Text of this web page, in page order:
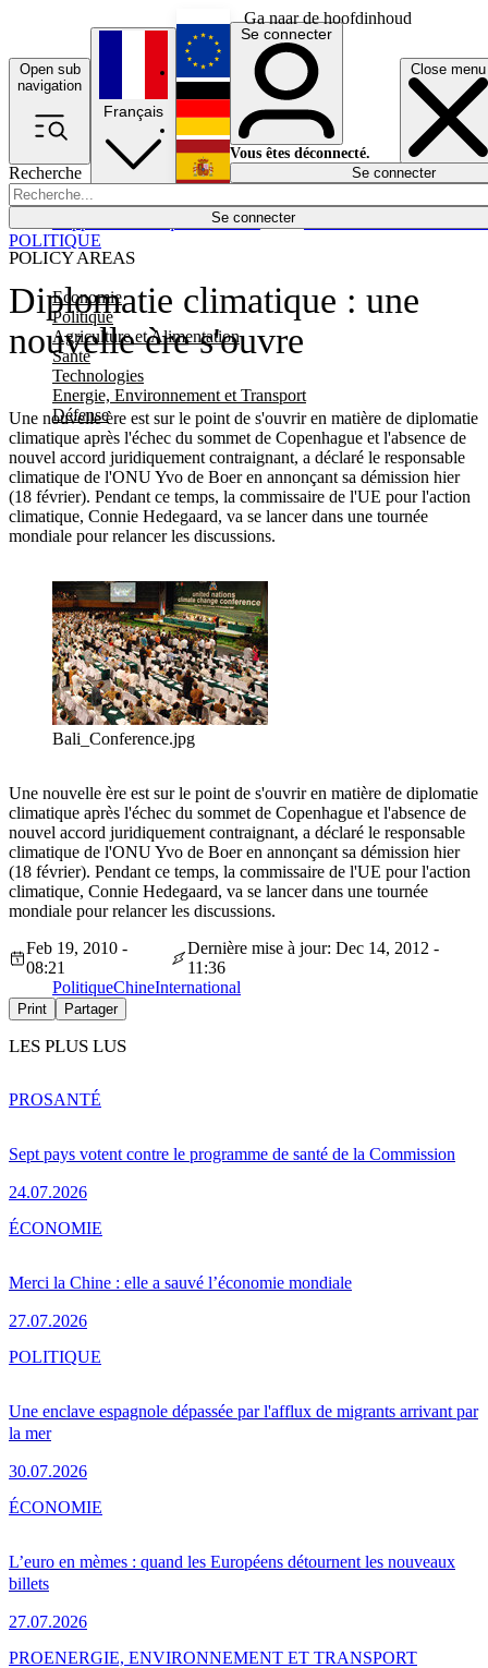
Ga naar de hoofdinhoud
Open sub
navigation
Close menu
Recherche
Se connecter
POLICY AREAS
Economie
Politique
Agriculture et Alimentation
Santé
Technologies
Energie, Environnement et Transport
Défense
Économie
Français
English
Deutsch
Español
Se connecter
Vous êtes déconnecté.
Se connecter
Diplomatie climatique : une
nouvelle ère s'ouvre
Une nouvelle ère est sur le point de s'ouvrir en matière de diplomatie
climatique après l'échec du sommet de Copenhague et l'absence de
nouvel accord juridiquement contraignant, a déclaré le responsable
climatique de l'ONU Yvo de Boer en annonçant sa démission hier
(18 février). Pendant ce temps, la commissaire de l'UE pour l'action
climatique, Connie Hedegaard, va se lancer dans une tournée
mondiale pour relancer les discussions.
POLITIQUE
Bali_Conference.jpg
Une nouvelle ère est sur le point de s'ouvrir en matière de diplomatie
climatique après l'échec du sommet de Copenhague et l'absence de
nouvel accord juridiquement contraignant, a déclaré le responsable
climatique de l'ONU Yvo de Boer en annonçant sa démission hier
(18 février). Pendant ce temps, la commissaire de l'UE pour l'action
climatique, Connie Hedegaard, va se lancer dans une tournée
mondiale pour relancer les discussions.
Feb 19, 2010 -
08:21
Dernière mise à jour: Dec 14, 2012 -
11:36
PolitiqueChineInternational
Print Partager
LES PLUS LUS
Sept pays votent contre le programme de santé de la Commission
24.07.2026
PROSANTÉ
Merci la Chine : elle a sauvé l’économie mondiale
27.07.2026
ÉCONOMIE
Une enclave espagnole dépassée par l'afflux de migrants arrivant par
la mer
30.07.2026
POLITIQUE
L’euro en mèmes : quand les Européens détournent les nouveaux
billets
27.07.2026
ÉCONOMIE
PROENERGIE, ENVIRONNEMENT ET TRANSPORT